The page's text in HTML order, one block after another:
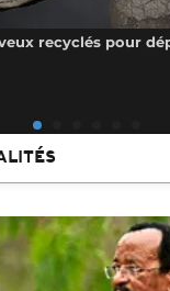
recyclés pour